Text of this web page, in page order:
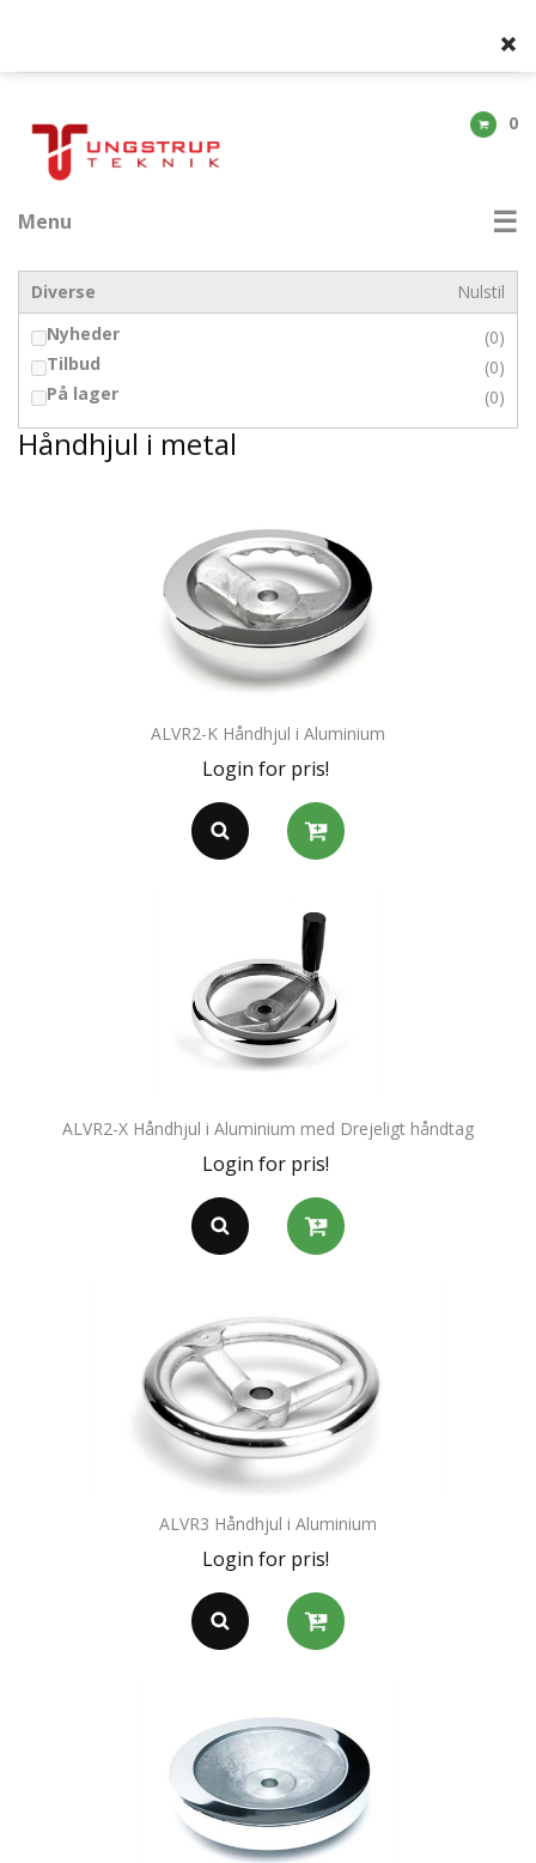
0
Menu
Diverse
Nulstil
Nyheder
(0)
Tilbud
(0)
På lager
(0)
Håndhjul i metal
ALVR2-K Håndhjul i Aluminium
Login for pris!
ALVR2-X Håndhjul i Aluminium med Drejeligt håndtag
Login for pris!
ALVR3 Håndhjul i Aluminium
Login for pris!